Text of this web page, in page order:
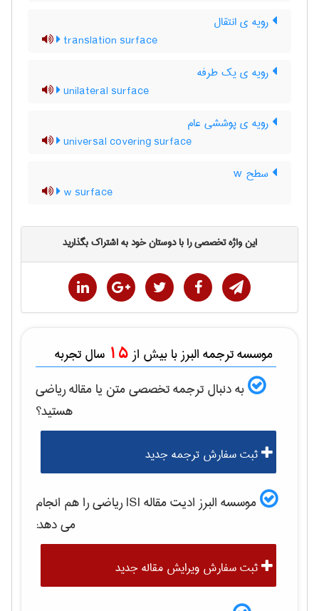
رویه ی انتقال
translation surface
رویه ی یک طرفه
unilateral surface
رویه ی پوششی عام
universal covering surface
سطح w
w surface
این واژه تخصصی را با دوستان خود به اشتراک بگذارید
موسسه ترجمه البرز با بیش از 15 سال تجربه
به دنبال ترجمه تخصصی متن یا مقالهرياضی
هستید؟
ثبت سفارش ترجمه جدید
موسسه البرز ادیت مقاله ISI رياضیرا هم انجام
می دهد:
ثبت سفارش ویرایش مقاله جدید